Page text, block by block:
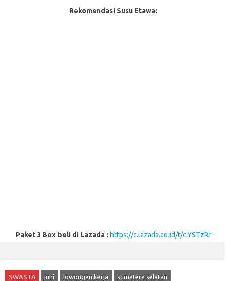
Rekomendasi Susu Etawa:
Paket 3 Box beli di Lazada : https://c.lazada.co.id/t/c.YSTzRr
SWASTA juni lowongan kerja sumatera selatan